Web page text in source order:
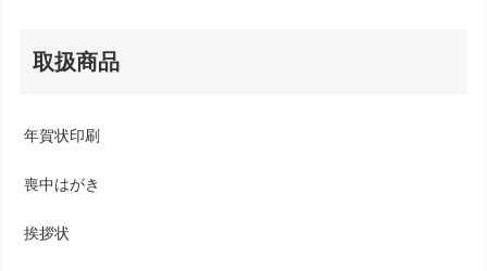
取扱商品
年賀状印刷
喪中はがき
挨拶状